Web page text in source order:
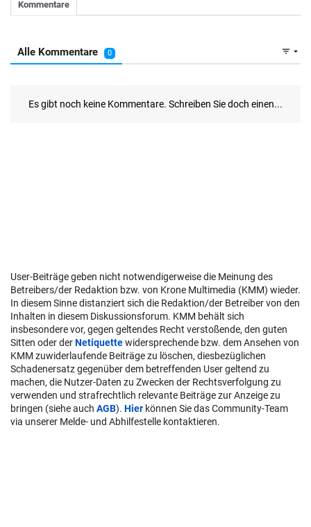
User-Beiträge geben nicht notwendigerweise die Meinung des
Betreibers/der Redaktion bzw. von Krone Multimedia (KMM) wieder.
In diesem Sinne distanziert sich die Redaktion/der Betreiber von den
Inhalten in diesem Diskussionsforum. KMM behält sich
insbesondere vor, gegen geltendes Recht verstoßende, den guten
Sitten oder derNetiquettewidersprechende bzw. dem Ansehen von
KMM zuwiderlaufende Beiträge zu löschen, diesbezüglichen
Schadenersatz gegenüber dem betreffenden User geltend zu
machen, die Nutzer-Daten zu Zwecken der Rechtsverfolgung zu
verwenden und strafrechtlich relevante Beiträge zur Anzeige zu
bringen (siehe auch AGB). Hier können Sie das Community-Team
via unserer Melde- und Abhilfestelle kontaktieren.